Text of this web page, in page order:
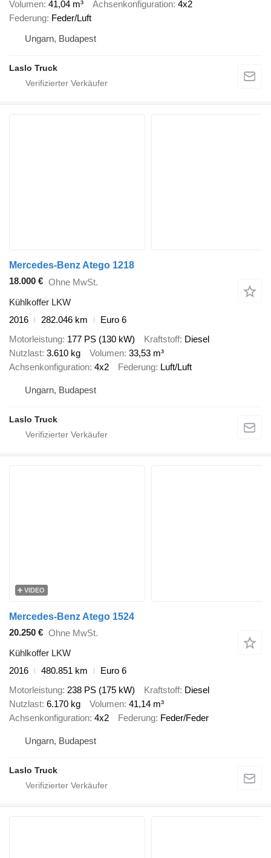
Volumen 41,04 m³ Achsenkonfiguration 4x2
Federung Feder/Luft
Ungarn, Budapest
Laslo Truck
Mercedes-Benz Atego 1218
18.000 € Ohne MwSt.
Kühlkoffer LKW
2016
282.046 km
Euro 6
Motorleistung 177 PS (130 kW) Kraftstoff Diesel
Nutzlast 3.610 kg Volumen 33,53 m³
Achsenkonfiguration 4x2 Federung Luft/Luft
Ungarn, Budapest
Laslo Truck
VIDEO
Mercedes-Benz Atego 1524
20.250 € Ohne MwSt.
Kühlkoffer LKW
2016
480.851 km
Euro 6
Motorleistung 238 PS (175 kW) Kraftstoff Diesel
Nutzlast 6.170 kg Volumen 41,14 m³
Achsenkonfiguration 4x2 Federung Feder/Feder
Ungarn, Budapest
Laslo Truck